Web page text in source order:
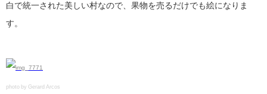
白で統一された美しい村なので、果物を売るだけでも絵になりま
す。
photo by Gerard Arcos